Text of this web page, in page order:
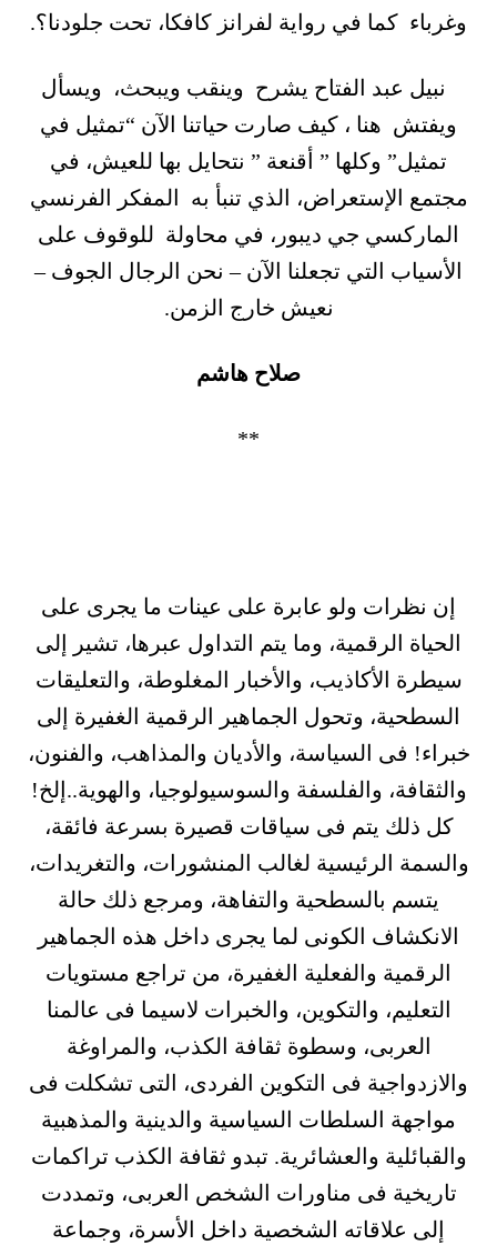
وغرباء كما في رواية لفرانز كافكا، تحت جلودنا؟.
نبيل عبد الفتاح يشرح وينقب ويبحث، ويسأل
ويفتش هنا ، كيف صارت حياتنا الآن “تمثيل في
تمثيل” وكلها ” أقنعة ” نتحايل بها للعيش، في
مجتمع الإستعراض، الذي تنبأ به المفكر الفرنسي
الماركسي جي ديبور، في محاولة للوقوف على
الأسياب التي تجعلنا الآن – نحن الرجال الجوف –
نعيش خارج الزمن.
صلاح هاشم
**
إن نظرات ولو عابرة على عينات ما يجرى على
الحياة الرقمية، وما يتم التداول عبرها، تشير إلى
سيطرة الأكاذيب، والأخبار المغلوطة، والتعليقات
السطحية، وتحول الجماهير الرقمية الغفيرة إلى
خبراء! فى السياسة، والأديان والمذاهب، والفنون،
والثقافة، والفلسفة والسوسيولوجيا، والهوية..إلخ!
كل ذلك يتم فى سياقات قصيرة بسرعة فائقة،
والسمة الرئيسية لغالب المنشورات، والتغريدات،
يتسم بالسطحية والتفاهة، ومرجع ذلك حالة
الانكشاف الكونى لما يجرى داخل هذه الجماهير
الرقمية والفعلية الغفيرة، من تراجع مستويات
التعليم، والتكوين، والخبرات لاسيما فى عالمنا
العربى، وسطوة ثقافة الكذب، والمراوغة
والازدواجية فى التكوين الفردى، التى تشكلت فى
مواجهة السلطات السياسية والدينية والمذهبية
والقبائلية والعشائرية. تبدو ثقافة الكذب تراكمات
تاريخية فى مناورات الشخص العربى، وتمددت
إلى علاقاته الشخصية داخل الأسرة، وجماعة